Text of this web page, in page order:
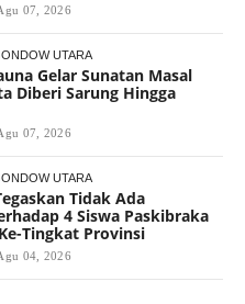
07, 2026
UTARA
Gelar Sunatan Masal
Diberi Sarung Hingga
07, 2026
UTARA
Tidak Ada
4 Siswa Paskibraka
Tingkat Provinsi
04, 2026